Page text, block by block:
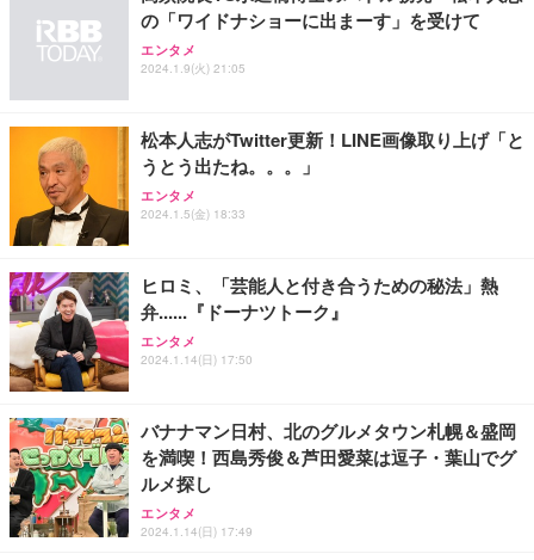
の「ワイドナショーに出まーす」を受けて
エンタメ
2024.1.9(火) 21:05
松本人志がTwitter更新！LINE画像取り上げ「と
うとう出たね。。。」
エンタメ
2024.1.5(金) 18:33
ヒロミ、「芸能人と付き合うための秘法」熱
弁......『ドーナツトーク』
エンタメ
2024.1.14(日) 17:50
バナナマン日村、北のグルメタウン札幌＆盛岡
を満喫！西島秀俊＆芦田愛菜は逗子・葉山でグ
ルメ探し
エンタメ
2024.1.14(日) 17:49